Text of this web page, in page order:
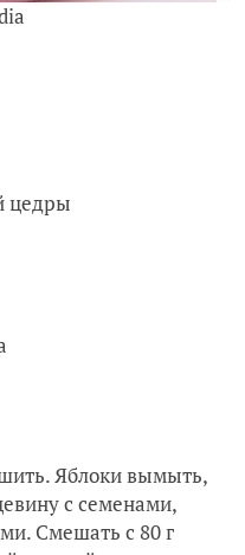
цедры
Яблоки вымыть,
с семенами,
Смешать с 80 г